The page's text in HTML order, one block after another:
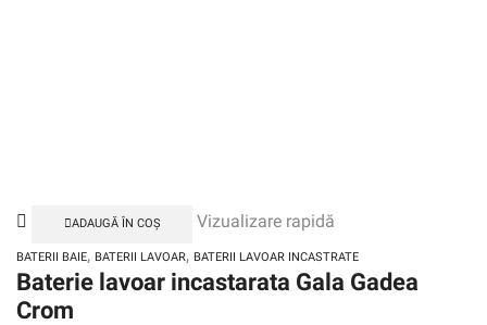
ADAUGĂ ÎN COȘ Vizualizare rapidă
BATERII BAIE, BATERII LAVOAR, BATERII LAVOAR INCASTRATE
Baterie lavoar incastarata Gala Gadea
Crom